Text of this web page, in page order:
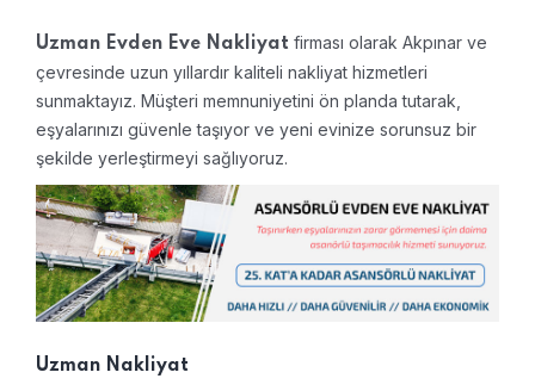
Uzman Evden Eve Nakliyat firması olarak Akpınar ve
çevresinde uzun yıllardır kaliteli nakliyat hizmetleri
sunmaktayız. Müşteri memnuniyetini ön planda tutarak,
eşyalarınızı güvenle taşıyor ve yeni evinize sorunsuz bir
şekilde yerleştirmeyi sağlıyoruz.
Uzman Nakliyat